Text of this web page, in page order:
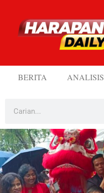
BERITA ANALISIS